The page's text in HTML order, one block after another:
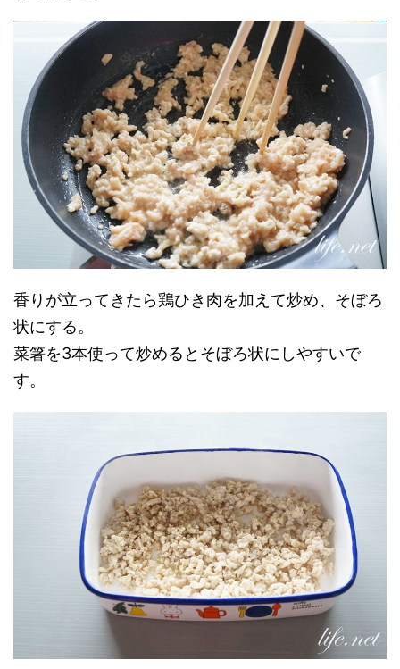
香りが立ってきたら鶏ひき肉を加えて炒め、そぼろ
状にする。
菜箸を3本使って炒めるとそぼろ状にしやすいで
す。